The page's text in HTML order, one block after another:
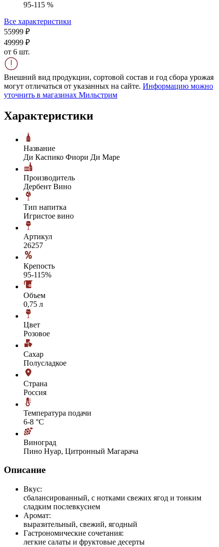
95-115 %
Все характеристики
55999 ₽
49999 ₽
от 6 шт.
Внешний вид продукции, сортовой состав и год сбора урожая
могут отличаться от указанных на сайте. Информацию можно
уточнить в магазинах Мильстрим
Характеристики
Название
Ди Каспико Фиори Ди Маре
Производитель
Дербент Вино
Тип напитка
Игристое вино
Артикул
26257
Крепость
95-115%
Объем
0,75 л
Цвет
Розовое
Сахар
Полусладкое
Страна
Россия
Температура подачи
6-8 °С
Виноград
Пино Нуар, Цитронный Магарача
Описание
Вкус:
сбалансированный, с нотками свежих ягод и тонким
сладким послевкусием
Аромат:
выразительный, свежий, ягодный
Гастрономические сочетания:
легкие салаты и фруктовые десерты